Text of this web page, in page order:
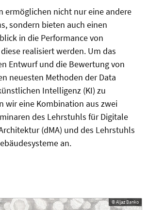
ermöglichen nicht nur eine andere
sondern bieten auch einen
in die Performance von
realisiert werden. Um das
Entwurf und die Bewertung von
neuesten Methoden der Data
Intelligenz (KI) zu
wir eine Kombination aus zwei
des Lehrstuhls für Digitale
(dMA) und des Lehrstuhls
an.
© Aljaz Banko